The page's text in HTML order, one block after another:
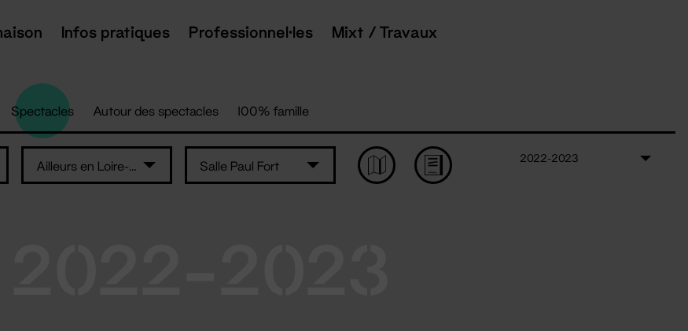
Infos pratiques Professionnel·les Mixt / Travaux
Spectacles Autour des spectacles 100% famille
Ailleurs en Loire-Atlantique Salle Paul Fort
2022-2023